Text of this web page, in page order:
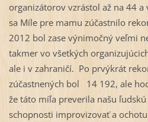
organizátorov vzrástol až na 44 a
sa Míle pre mamu zúčastnilo
2012 bol zase výnimočný veľmi
takmer vo všetkých
ale i v zahraničí. Po prvýkrát
zúčastnených bol 14 192, ale
že táto míľa preverila našu
schopnosti improvizovať a